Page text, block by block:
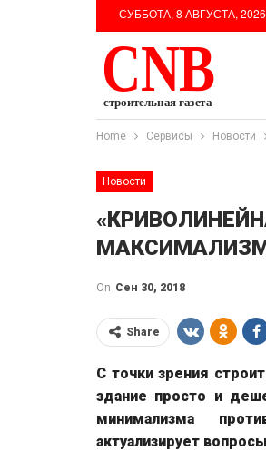
СУББОТА, 8 АВГУСТА, 2026
Home Сервисы Новости
Новости
On Сен 30, 2018
Share
С точки зрения
здание просто и
минимализма
актуализирует